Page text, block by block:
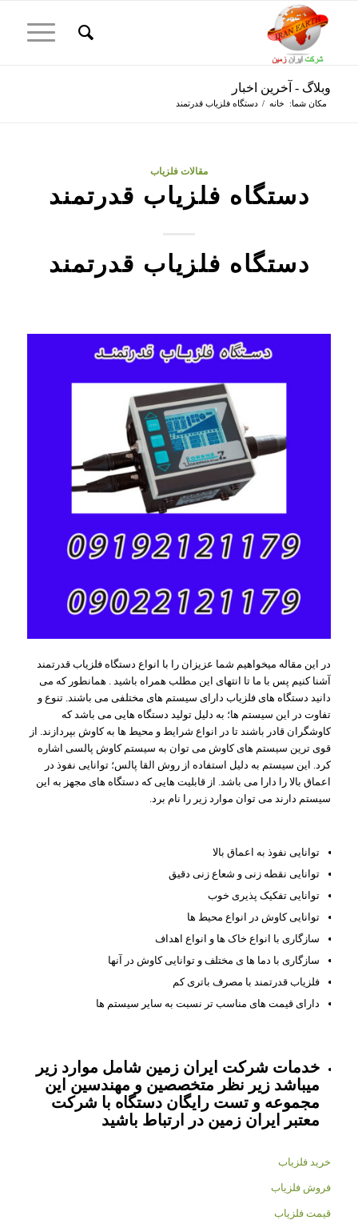
وبلاگ - آخرین اخبار
مکان شما: خانه / دستگاه فلزیاب قدرتمند
مقالات فلزیاب
دستگاه فلزیاب قدرتمند
دستگاه فلزیاب قدرتمند
در این مقاله میخواهیم شما عزیزان را با انواع دستگاه فلزیاب قدرتمند
آشنا کنیم پس با ما تا انتهای این مطلب همراه باشید . همانطور که می
دانید دستگاه های فلزیاب دارای سیستم های مختلفی می باشند. تنوع و
تفاوت در این سیستم ها؛ به دلیل تولید دستگاه هایی می باشد که
کاوشگران قادر باشند تا در انواع شرایط و محیط ها به کاوش بپردازند. از
قوی ترین سیستم های کاوش می توان به سیستم کاوش پالسی اشاره
کرد. این سیستم به دلیل استفاده از روش القا پالس؛ توانایی نفوذ در
اعماق بالا را دارا می باشد. از قابلیت هایی که دستگاه های مجهز به این
سیستم دارند می توان موارد زیر را نام برد.
توانایی نفوذ به اعماق بالا
توانایی نقطه زنی و شعاع زنی دقیق
توانایی تفکیک پذیری خوب
توانایی کاوش در انواع محیط ها
سازگاری با انواع خاک ها و انواع اهداف
سازگاری با دما ها ی مختلف و توانایی کاوش در آنها
فلزیاب قدرتمند با مصرف باتری کم
دارای قیمت های مناسب تر نسبت به سایر سیستم ها
خدمات شرکت ایران زمین شامل موارد زیر
میباشد زیر نظر متخصصین و مهندسین این
مجموعه و تست رایگان دستگاه با شرکت
معتبر ایران زمین در ارتباط باشید
خرید فلزیاب
فروش فلزیاب
قیمت فلزیاب